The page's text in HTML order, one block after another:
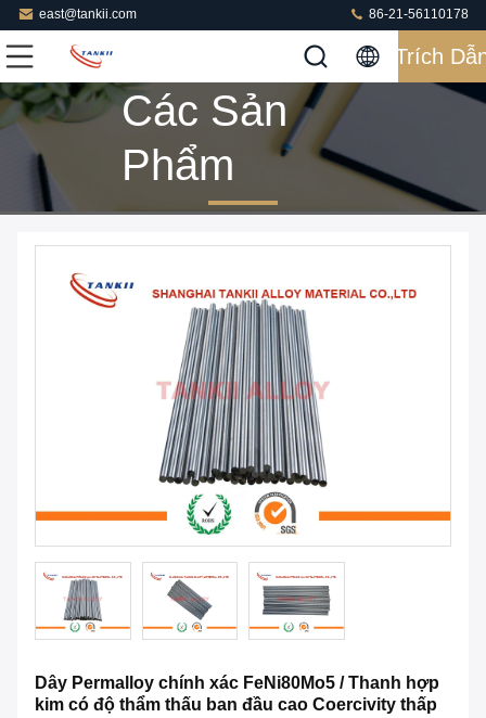
east@tankii.com 86-21-56110178
Trích
Các Sản
Phẩm
Dây Permalloy chính xác FeNi80Mo5 / Thanh hợp
kim có độ thẩm thấu ban đầu cao Coercivity thấp